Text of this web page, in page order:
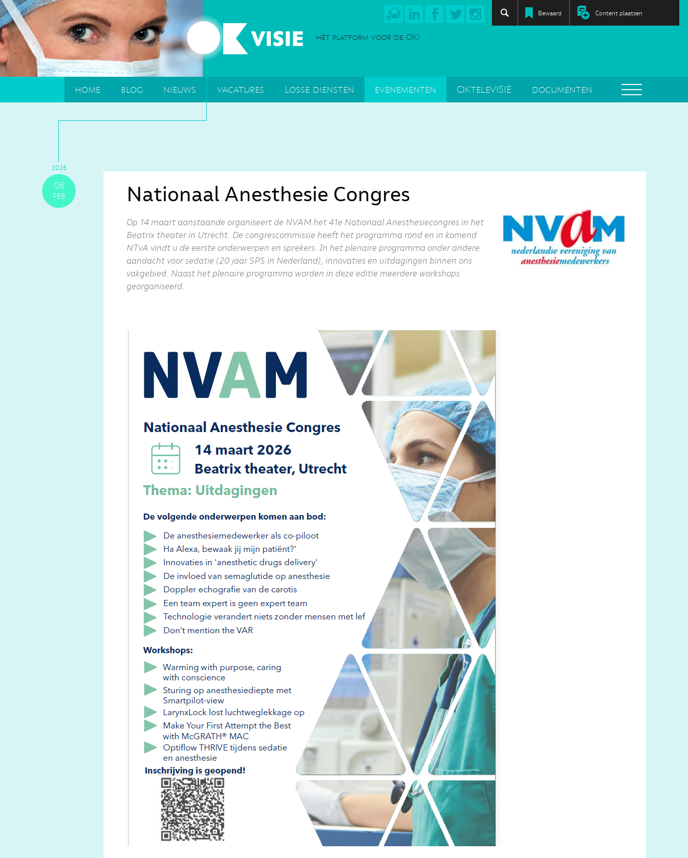
Bewaard Content plaatsen
hét platform voor de OK!
home blog nieuws vacatures Losse diensten evenementen OKteleVISIE documenten
2026
06
feb
Nationaal Anesthesie Congres
Op 14 maart aanstaande organiseert de NVAM het 41e Nationaal Anesthesiecongres in het
Beatrix theater in Utrecht. De congrescommissie heeft het programma rond en in komend
NTvA vindt u de eerste onderwerpen en sprekers. In het plenaire programma onder andere
aandacht voor sedatie (20 jaar SPS in Nederland), innovaties en uitdagingen binnen ons
vakgebied. Naast het plenaire programma worden in deze editie meerdere workshops
georganiseerd.